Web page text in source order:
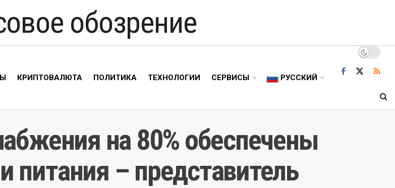
обозрение
КРИПТОВАЛЮТА ПОЛИТИКА ТЕХНОЛОГИИ СЕРВИСЫ РУССКИЙ
на 80% обеспечены
– представитель